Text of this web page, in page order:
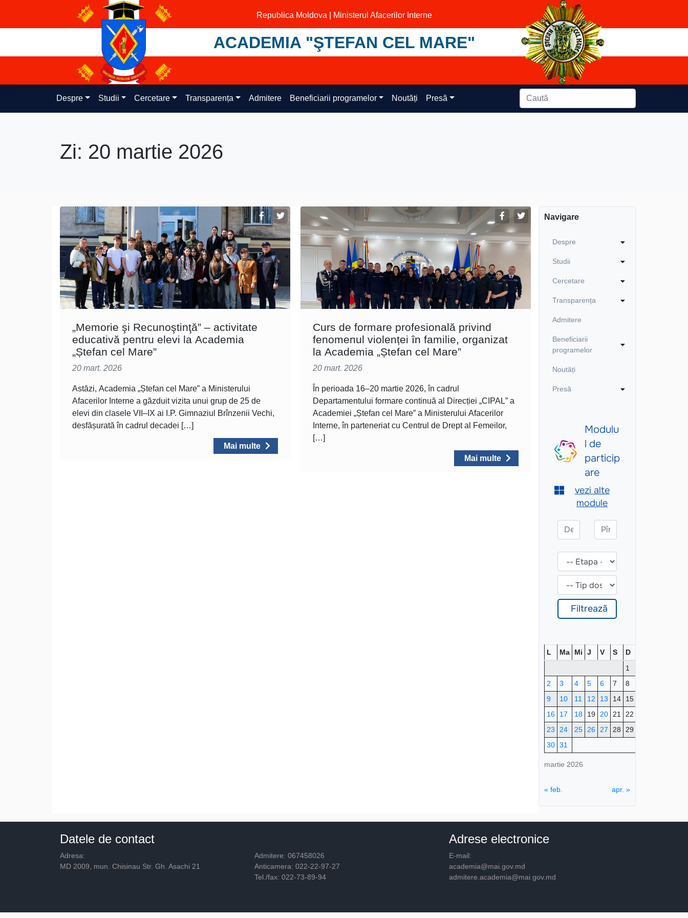
content
Republica Moldova | Ministerul Afacerilor Interne
ACADEMIA "ŞTEFAN CEL MARE"
Despre Studii Cercetare Transparența Admitere Beneficiarii programelor Noutăți Presă
Zi: 20 martie 2026
„Memorie şi Recunoştinţă” – activitate
educativă pentru elevi la Academia
„Ștefan cel Mare”
20 mart. 2026
Astăzi, Academia „Ștefan cel Mare” a Ministerului
Afacerilor Interne a găzduit vizita unui grup de 25 de
elevi din clasele VII–IX ai I.P. Gimnaziul Brînzenii Vechi,
desfășurată în cadrul decadei […]
Mai multe
Curs de formare profesională privind
fenomenul violenței în familie, organizat
la Academia „Ștefan cel Mare”
20 mart. 2026
În perioada 16–20 martie 2026, în cadrul
Departamentului formare continuă al Direcției „CIPAL” a
Academiei „Ștefan cel Mare” a Ministerului Afacerilor
Interne, în parteneriat cu Centrul de Drept al Femeilor,
[…]
Mai multe
Navigare
Despre
Studii
Cercetare
Transparența
Admitere
Beneficiarii
programelor
Noutăți
Presă
martie 2026
L Ma Mi J V S
D
1
2
3 4 5 6 7
8
9
10 11 12 13 14
15
16
17 18 19 20 21
22
23
24 25 26 27 28
29
30 31
« feb. apr. »
Datele de contact
Adresa:
MD 2009, mun. Chisinau Str. Gh. Asachi 21
Admitere: 067458026
Anticamera: 022-22-97-27
Tel./fax: 022-73-89-94
Adrese electronice
E-mail:
academia@mai.gov.md
admitere.academia@mai.gov.md